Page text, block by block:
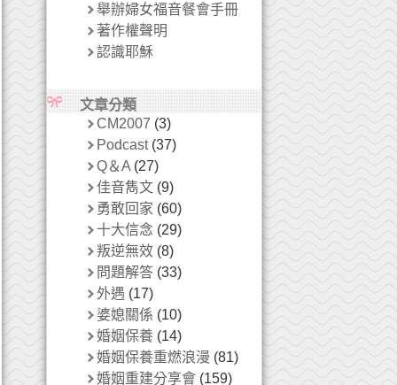
舉辦婦女福音餐會手冊
著作權聲明
認識耶穌
文章分類
CM2007 (3)
Podcast(37)
Q＆A(27)
佳音雋文(9)
勇敢回家 (60)
十大信念 (29)
叛逆無效(8)
問題解答(33)
外遇 (17)
婆媳關係 (10)
婚姻保養(14)
婚姻保養重燃浪漫 (81)
婚姻重建分享會(159)